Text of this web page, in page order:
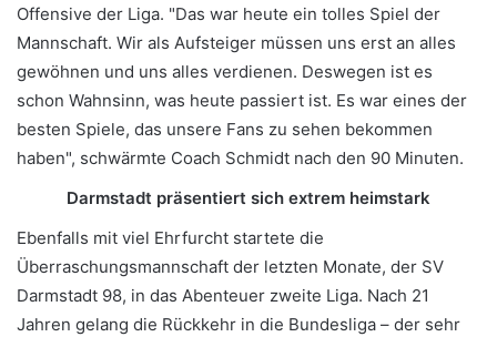
Offensive der Liga. "Das war heute ein tolles Spiel der
Mannschaft. Wir als Aufsteiger müssen uns erst an alles
gewöhnen und uns alles verdienen. Deswegen ist es
schon Wahnsinn, was heute passiert ist. Es war eines der
besten Spiele, das unsere Fans zu sehen bekommen
haben", schwärmte Coach Schmidt nach den 90 Minuten.
Darmstadt präsentiert sich extrem heimstark
Ebenfalls mit viel Ehrfurcht startete die
Überraschungsmannschaft der letzten Monate, der SV
Darmstadt 98, in das Abenteuer zweite Liga. Nach 21
Jahren gelang die Rückkehr in die Bundesliga – der sehr